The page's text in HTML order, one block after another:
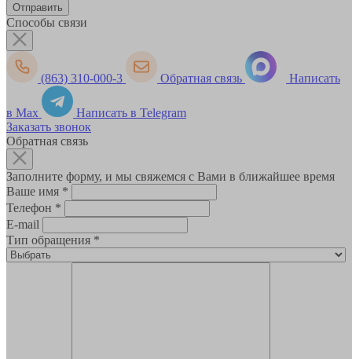
Способы связи
(863) 310-000-3 Обратная связь Написать
в Max
Написать в Telegram
Заказать звонок
Обратная связь
Заполните форму, и мы свяжемся с Вами в ближайшее время
Ваше имя *
Телефон *
E-mail
Тип обращения *